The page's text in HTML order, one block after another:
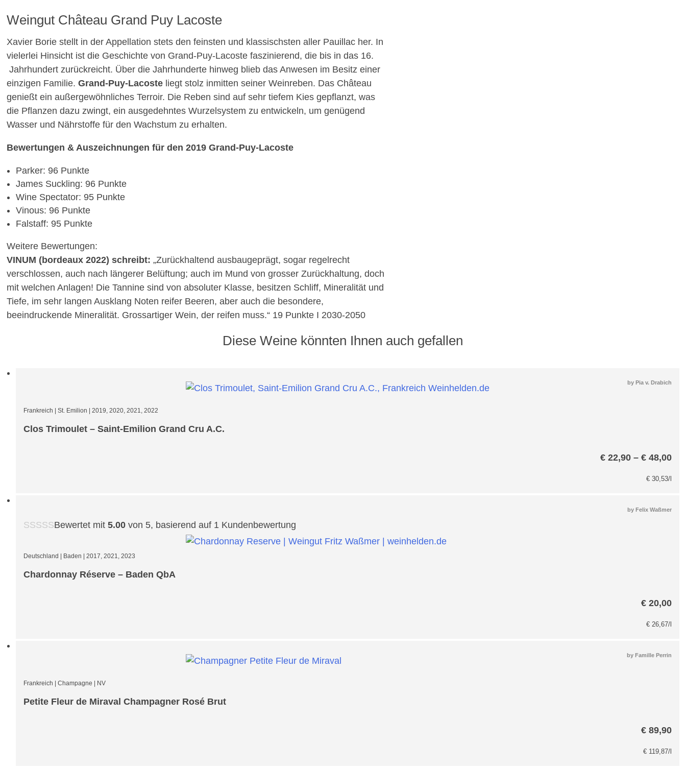
Weingut Château Grand Puy Lacoste
Xavier Borie stellt in der Appellation stets den feinsten und klassischsten aller Pauillac her. In
vielerlei Hinsicht ist die Geschichte von Grand-Puy-Lacoste faszinierend, die bis in das 16.
Jahrhundert zurückreicht. Über die Jahrhunderte hinweg blieb das Anwesen im Besitz einer
einzigen Familie.Grand-Puy-Lacoste liegt stolz inmitten seiner Weinreben. Das Château
genießt ein außergewöhnliches Terroir. Die Reben sind auf sehr tiefem Kies gepflanzt, was
die Pflanzen dazu zwingt, ein ausgedehntes Wurzelsystem zu entwickeln, um genügend
Wasser und Nährstoffe für den Wachstum zu erhalten.
Bewertungen & Auszeichnungen für den 2019 Grand-Puy-Lacoste
Parker: 96 Punkte
James Suckling: 96 Punkte
Wine Spectator: 95 Punkte
Vinous: 96 Punkte
Falstaff: 95 Punkte
Weitere Bewertungen:
VINUM (bordeaux 2022) schreibt: „Zurückhaltend ausbaugeprägt, sogar regelrecht
verschlossen, auch nach längerer Belüftung; auch im Mund von grosser Zurückhaltung, doch
mit welchen Anlagen! Die Tannine sind von absoluter Klasse, besitzen Schliff, Mineralität und
Tiefe, im sehr langen Ausklang Noten reifer Beeren, aber auch die besondere,
beeindruckende Mineralität. Grossartiger Wein, der reifen muss.“ 19 Punkte I 2030-2050
Diese Weine könnten Ihnen auch gefallen
by Pia v. Drabich
Frankreich |St. Emilion |2019, 2020, 2021, 2022
Clos Trimoulet – Saint-Emilion Grand Cru A.C.
€22,90 – €48,00
bis
€30,53/l
by Felix Waßmer
Bewertet mit5.00 von 5, basierend auf 1 Kundenbewertung
Deutschland | Baden |2017, 2021, 2023
Chardonnay Réserve – Baden QbA
€20,00
€26,67/l
by Famille Perrin
Frankreich |Champagne NV
Petite Fleur de Miraval Champagner Rosé Brut
€89,90
€119,87/l